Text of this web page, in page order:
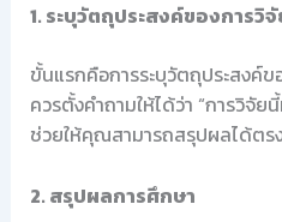
1. ระบุวัตถุประสงค์ของการวิ
ขั้นแรกคือการระบุวัตถุประสงค์
ควรตั้งคำถามให้ได้ว่า “การวิจัย
ช่วยให้คุณสามารถสรุปผลได้ตร
2. สรุปผลการศึกษา